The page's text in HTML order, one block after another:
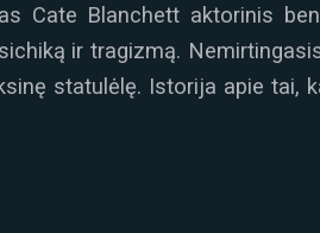
Cate Blanchett aktorinis
ir tragizmą.
statulėlę. Istorija apie tai,